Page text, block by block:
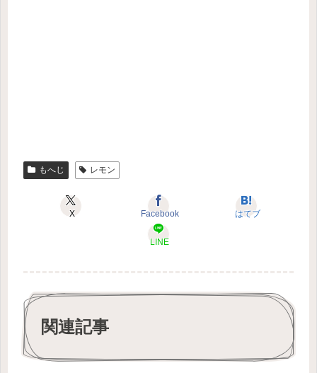
もへじ レモン
X Facebook はてブ
LINE
関連記事